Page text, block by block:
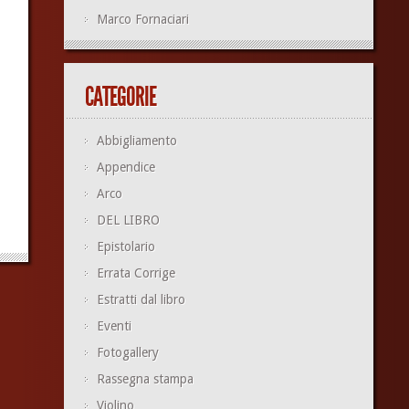
Marco Fornaciari
CATEGORIE
Abbigliamento
Appendice
Arco
DEL LIBRO
Epistolario
Errata Corrige
Estratti dal libro
Eventi
Fotogallery
Rassegna stampa
Violino